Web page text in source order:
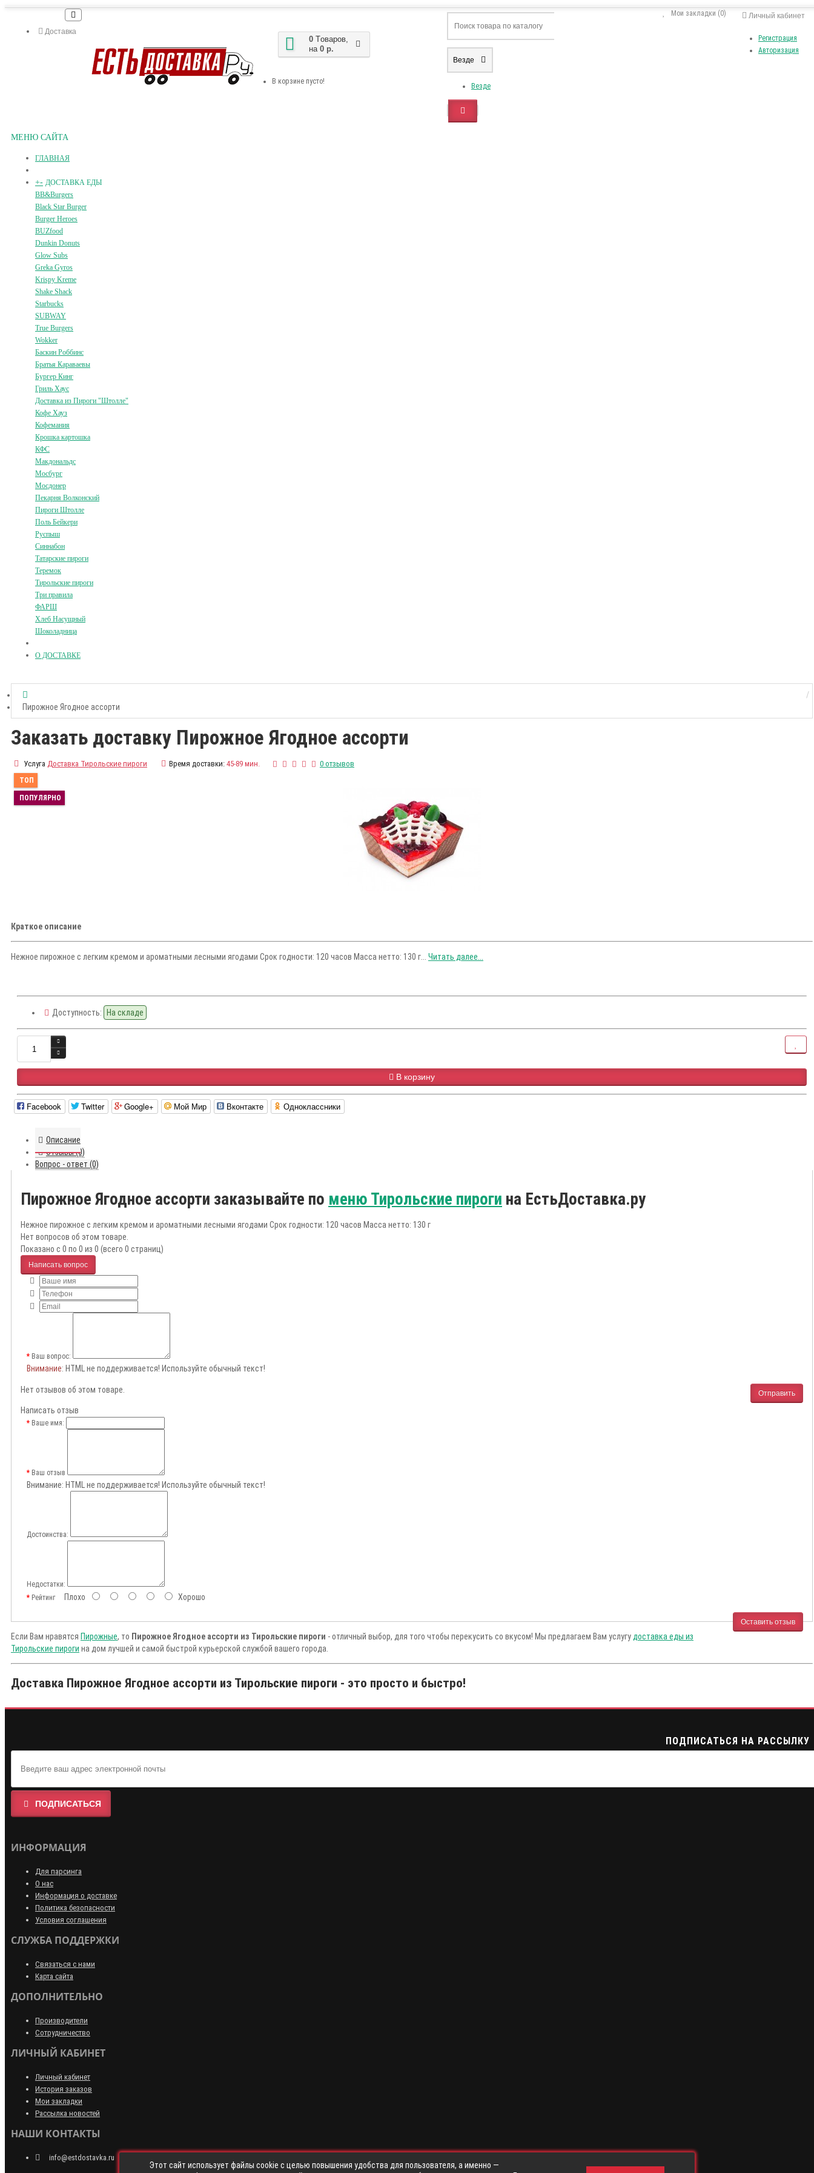
Доставка
Личный кабинет
Регистрация
Авторизация
Мои закладки (0)
0 Tоваров,
на 0 р.
В корзине пусто!
Везде
Везде
МЕНЮ САЙТА
ГЛАВНАЯ
+- ДОСТАВКА ЕДЫ
BB&Burgers
Black Star Burger
Burger Heroes
BUZfood
Dunkin Donuts
Glow Subs
Greka Gyros
Krispy Kreme
Shake Shack
Starbucks
SUBWAY
True Burgers
Wokker
Баскин Роббинс
Братья Караваевы
Бургер Кинг
Гриль Хаус
Доставка из Пироги "Штолле"
Кофе Хауз
Кофемания
Крошка картошка
КФС
Макдональдс
Мосбург
Мосдонер
Пекарня Волконский
Пироги Штолле
Поль Бейкери
Руспыш
Синнабон
Татарские пироги
Теремок
Тирольские пироги
Три правила
ФАРШ
Хлеб Насущный
Шоколадница
О ДОСТАВКЕ
Пирожное Ягодное ассорти
Заказать доставку Пирожное Ягодное ассорти
Услуга Доставка Тирольские пироги Время доставки: 45-89 мин. 0 отзывов
ТОП
ПОПУЛЯРНО
Краткое описание
Нежное пирожное с легким кремом и ароматными лесными ягодами Срок годности: 120 часов Масса нетто: 130 г... Читать далее...
Доступность: На складе
В корзину
Facebook Twitter Google+ Мой Мир Вконтакте Одноклассники
Описание
Отзывы (0)
Вопрос - ответ (0)
Пирожное Ягодное ассорти заказывайте по меню Тирольские пироги на ЕстьДоставка.ру
Нежное пирожное с легким кремом и ароматными лесными ягодами Срок годности: 120 часов Масса нетто: 130 г
Нет вопросов об этом товаре.
Показано с 0 по 0 из 0 (всего 0 страниц)
Написать вопрос
Ваш вопрос:
Внимание: HTML не поддерживается! Используйте обычный текст!
Отправить
Нет отзывов об этом товаре.
Написать отзыв
Ваше имя:
Ваш отзыв
Внимание: HTML не поддерживается! Используйте обычный текст!
Достоинства:
Недостатки:
РейтингПлохо Хорошо
Оставить отзыв
Если Вам нравятся Пирожные, то Пирожное Ягодное ассорти из Тирольские пироги - отличный выбор, для того чтобы перекусить со вкусом! Мы предлагаем Вам услугу доставка еды из
Тирольские пироги на дом лучшей и самой быстрой курьерской службой вашего города.
Доставка Пирожное Ягодное ассорти из Тирольские пироги - это просто и быстро!
ПОДПИСАТЬСЯ НА РАССЫЛКУ
ПОДПИСАТЬСЯ
ИНФОРМАЦИЯ
Для парсинга
О нас
Информация о доставке
Политика безопасности
Условия соглашения
СЛУЖБА ПОДДЕРЖКИ
Связаться с нами
Карта сайта
ДОПОЛНИТЕЛЬНО
Производители
Сотрудничество
ЛИЧНЫЙ КАБИНЕТ
Личный кабинет
История заказов
Мои закладки
Рассылка новостей
НАШИ КОНТАКТЫ
info@estdostavka.ru
Этот сайт использует файлы cookie с целью повышения удобства для пользователя, а именно —